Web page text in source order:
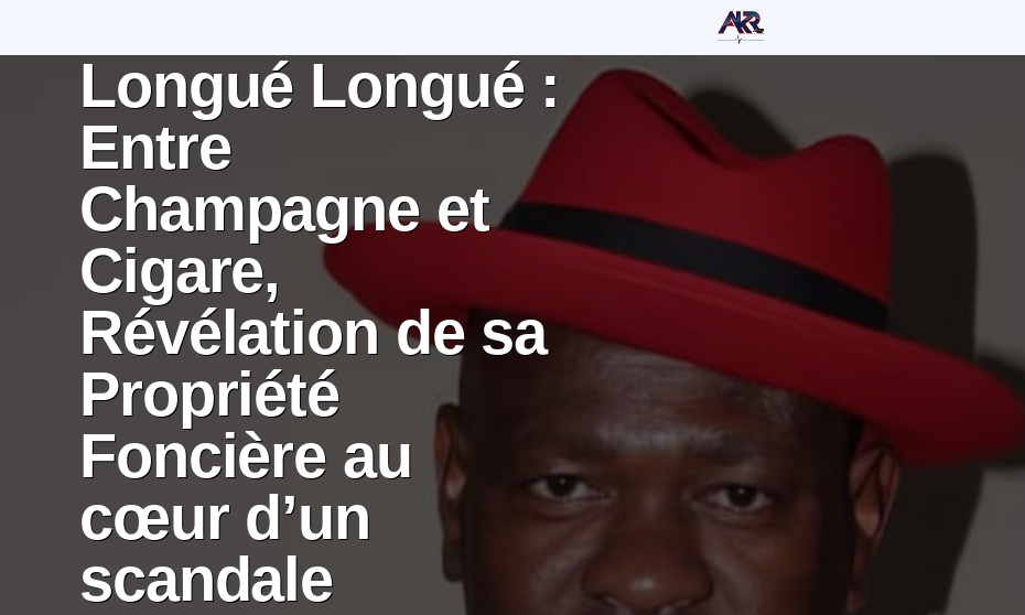
Longué Longué :
Entre
Champagne et
Cigare,
Révélation de sa
Propriété
Foncière au
cœur d’un
scandale